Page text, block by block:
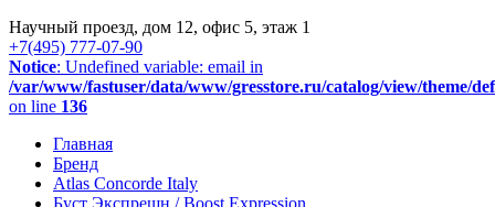
Научный проезд, дом 12, офис 5, этаж 1
+7(495) 777-07-90
Notice: Undefined variable: email in
/var/www/fastuser/data/www/gresstore.ru/catalog/view/theme/
on line 136
Главная
Бренд
Atlas Concorde Italy
Буст Экспрешн / Boost Expression